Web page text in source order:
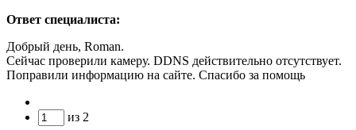
Ответ специалиста:
Добрый день, Roman.
Сейчас проверили камеру. DDNS действительно отсутствует.
Поправили информацию на сайте. Спасибо за помощь
из 2